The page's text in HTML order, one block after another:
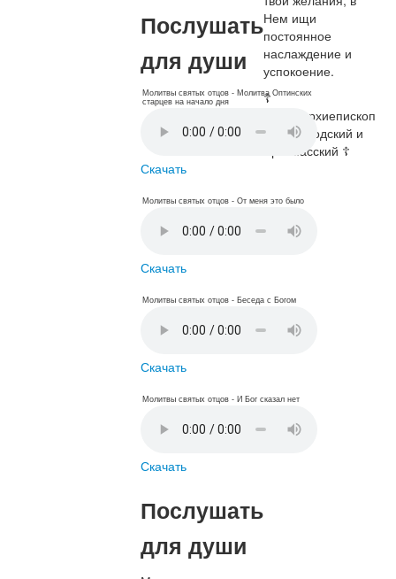
Послушать
для души
Молитвы святых отцов - Молитва Оптинских
старцев на начало дня
Скачать
Молитвы святых отцов - От меня это было
Скачать
Молитвы святых отцов - Беседа с Богом
Скачать
Молитвы святых отцов - И Бог сказал нет
Скачать
Послушать
для души
Нем ищи
постоянное
наслаждение и
успокоение.
☦
Иаков,архиепископ
Нижегородский и
Арзамасский ☦